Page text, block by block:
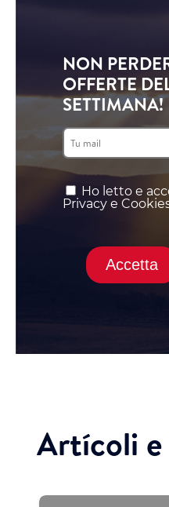
NON
OFFERTE
SETTIMANA!
Ho letto e
Privacy e
Accetta
Artícoli e